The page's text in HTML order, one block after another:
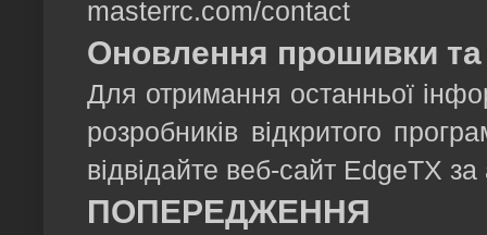
masterrc.com/contact
Оновлення прошивки та
Для отримання останньої
розробників відкритого
відвідайте веб-сайт EdgeTX
ПОПЕРЕДЖЕННЯ